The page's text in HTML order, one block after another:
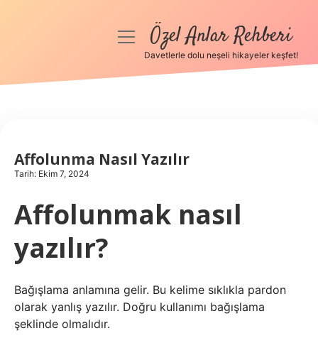
Anasayfa
Hakkımızda
menüyüÖzel Anlar Rehberi
Davetlerle dolu neşeli hikayeler keşfet!
Affolunma Nasıl Yazılır
Tarih: Ekim 7, 2024
Affolunmak nasıl
yazılır?
Bağışlama anlamına gelir. Bu kelime sıklıkla pardon
olarak yanlış yazılır. Doğru kullanımı bağışlama
şeklinde olmalıdır.